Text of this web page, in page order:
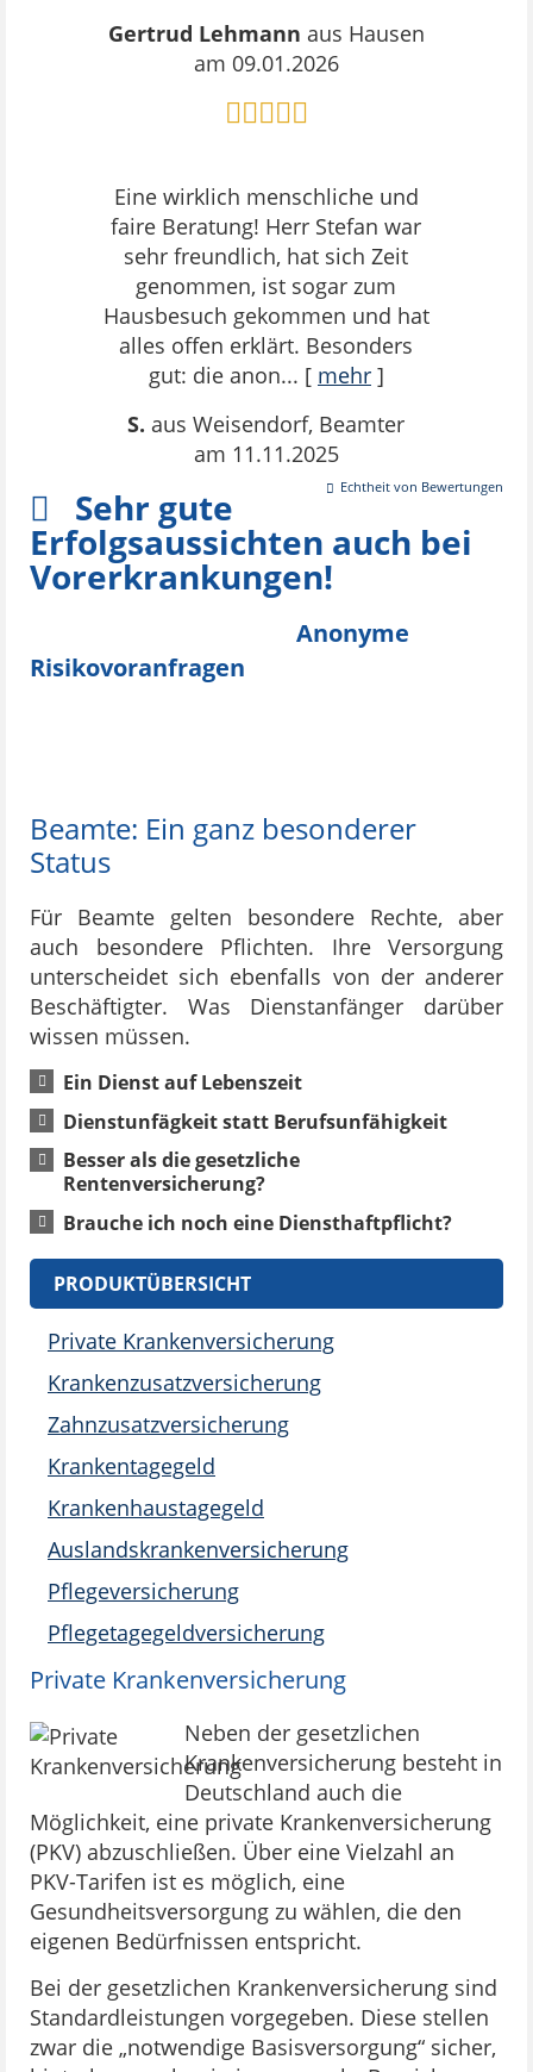
Gertrud Lehmann aus Hausen
am 09.01.2026
Eine wirklich menschliche und
faire Beratung! Herr Stefan war
sehr freundlich, hat sich Zeit
genommen, ist sogar zum
Hausbesuch gekommen und hat
alles offen erklärt. Besonders
gut: die anon... [ mehr]
S. aus Weisendorf, Beamter
am 11.11.2025
Echtheit von Bewertungen
Sehr gute
Erfolgsaussichten auch bei
Vorerkrankungen!
Anonyme
Risikovoranfragen
Beamte: Ein ganz besonderer
Status
Für Beamte gelten besondere Rechte, aber
auch besondere Pflichten. Ihre Versorgung
unterscheidet sich ebenfalls von der anderer
Beschäftigter. Was Dienstanfänger darüber
wissen müssen.
Ein Dienst auf Lebenszeit
Dienstunfägkeit statt Berufsunfähigkeit
Besser als die gesetzliche
Rentenversicherung?
Brauche ich noch eine Diensthaftpflicht?
PRODUKTÜBERSICHT
Private Krankenversicherung
Krankenzusatzversicherung
Zahnzusatzversicherung
Krankentagegeld
Krankenhaustagegeld
Auslandskrankenversicherung
Pflegeversicherung
Pflegetagegeldversicherung
Private Krankenversicherung
Neben der gesetzlichen
Krankenversicherung besteht in
Deutschland auch die
Möglichkeit, eine private Krankenversicherung
(PKV) abzuschließen. Über eine Vielzahl an
PKV-Tarifen ist es möglich, eine
Gesundheitsversorgung zu wählen, die den
eigenen Bedürfnissen entspricht.
Bei der gesetzlichen Krankenversicherung sind
Standardleistungen vorgegeben. Diese stellen
zwar die „notwendige Basisversorgung“ sicher,